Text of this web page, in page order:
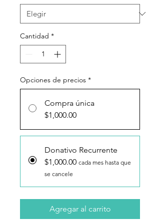
Cantidad *
Opciones de precios *
Compra única
$1,000.00
Donativo Recurrente
$1,000.00 cada mes hasta que
se cancele
Agregar al carrito